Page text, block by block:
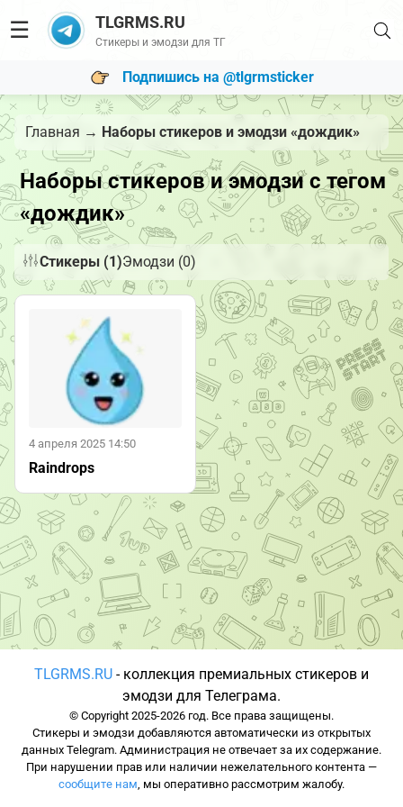
☰ TLGRMS.RU
Стикеры и эмодзи для ТГ
Подпишись на @tlgrmsticker
Главная → Наборы стикеров и эмодзи «дождик»
Наборы стикеров и эмодзи с тегом
«дождик»
Стикеры (1)Эмодзи (0)
4 апреля 2025 14:50
Raindrops
TLGRMS.RU - коллекция премиальных стикеров и
эмодзи для Телеграма.
© Copyright 2025-2026 год. Все права защищены.
Стикеры и эмодзи добавляются автоматически из открытых
данных Telegram. Администрация не отвечает за их содержание.
При нарушении прав или наличии нежелательного контента —
сообщите нам, мы оперативно рассмотрим жалобу.